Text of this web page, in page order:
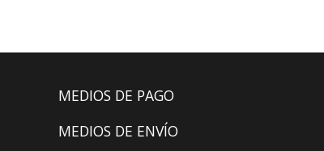
MEDIOS DE PAGO
MEDIOS DE ENVÍO